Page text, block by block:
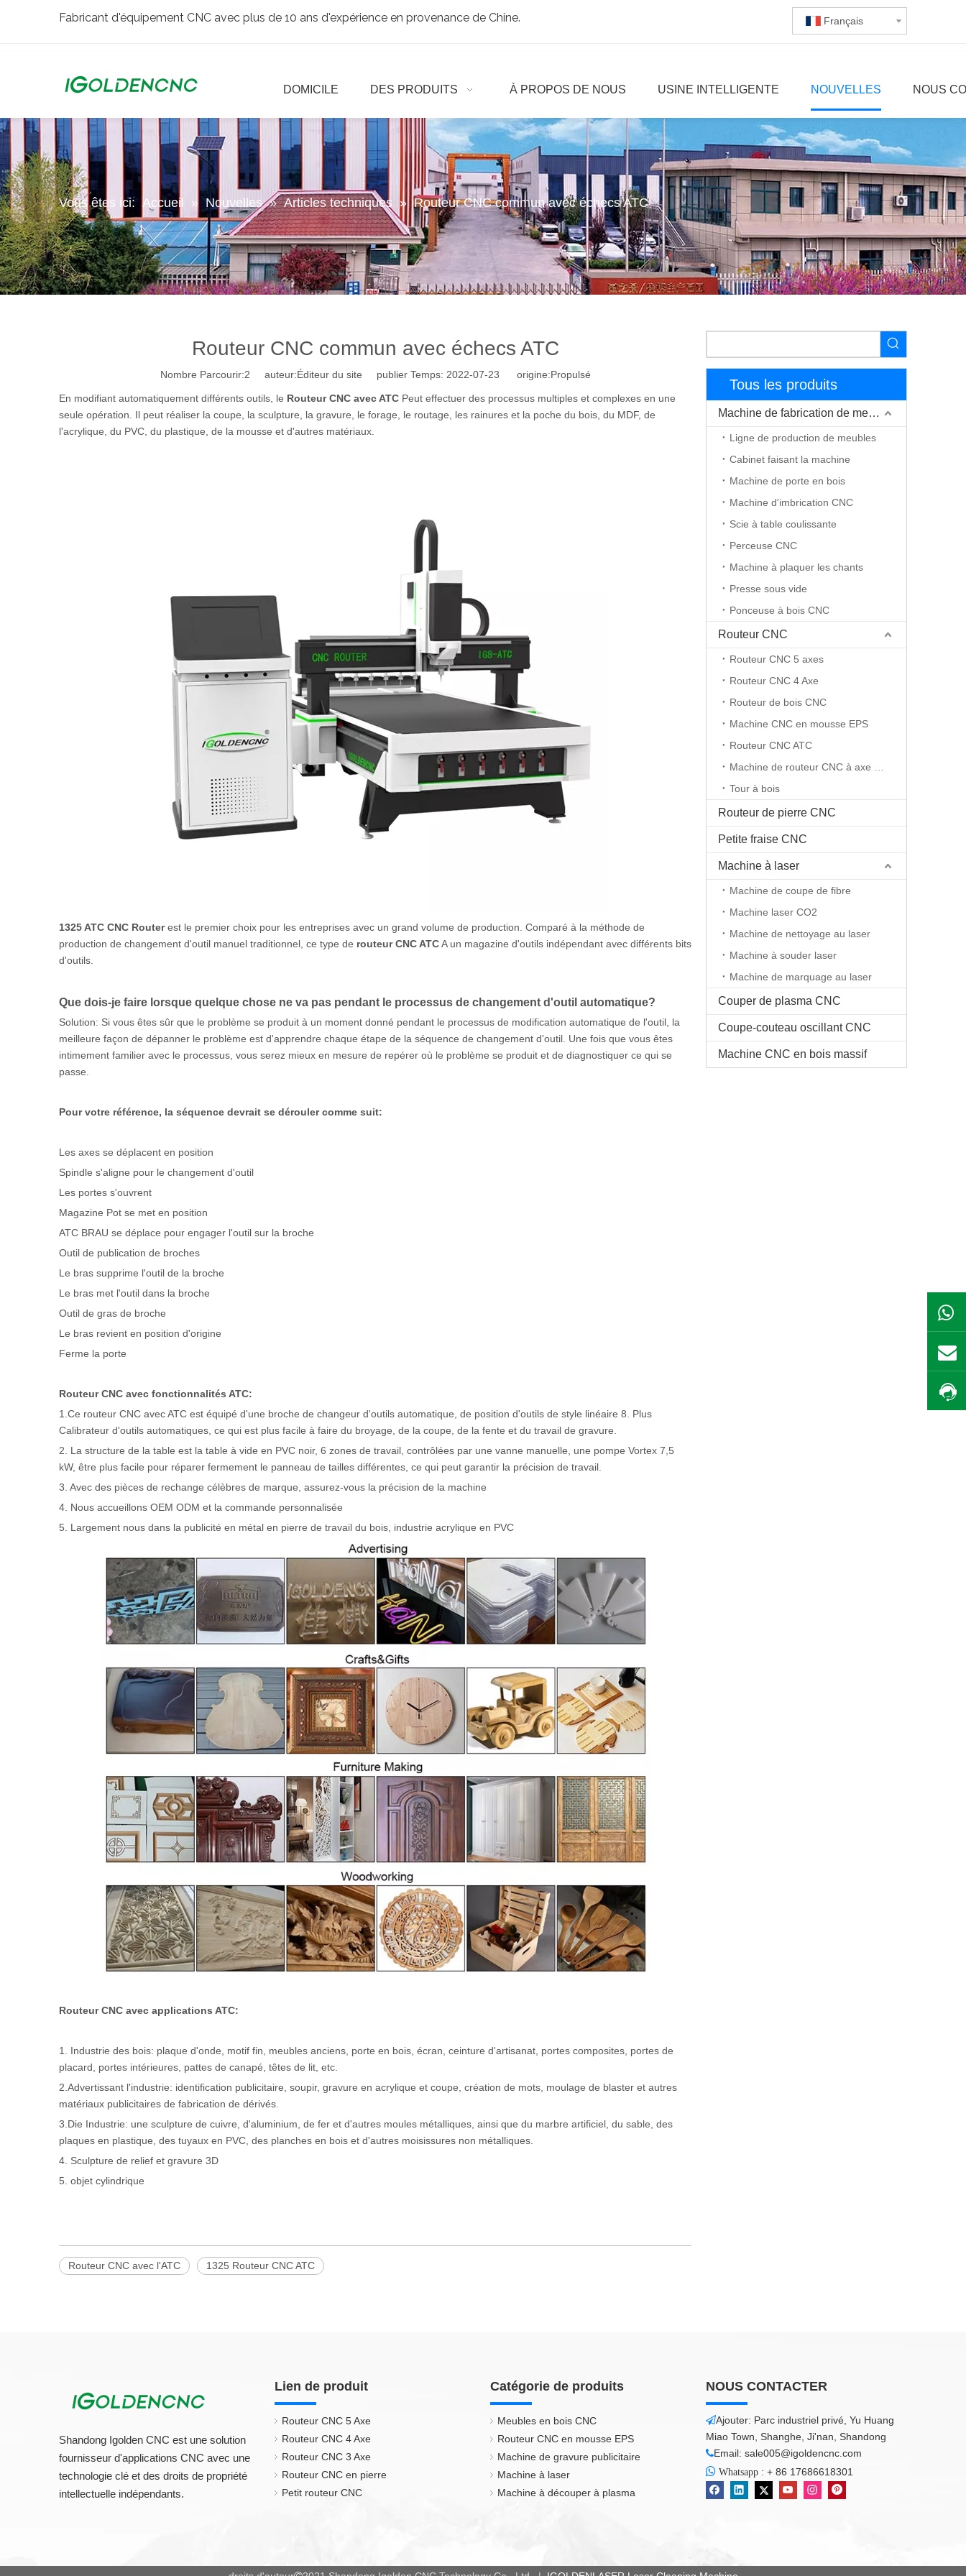
Fabricant d'équipement CNC avec plus de 10 ans d'expérience en provenance de Chine. Français
DOMICILE DES PRODUITS À PROPOS DE NOUS USINE INTELLIGENTE NOUVELLES NOUS
Vous êtes ici: Accueil » Nouvelles » Articles techniques » Routeur CNC commun avec échecs ATC
Routeur CNC commun avec échecs ATC
Nombre Parcourir:2 auteur:Éditeur du site publier Temps: 2022-07-23 origine:Propulsé
En modifiant automatiquement différents outils, le Routeur CNC avec ATC Peut effectuer des processus multiples et complexes en une
seule opération. Il peut réaliser la coupe, la sculpture, la gravure, le forage, le routage, les rainures et la poche du bois, du MDF, de
l'acrylique, du PVC, du plastique, de la mousse et d'autres matériaux.
1325 ATC CNC Routerest le premier choix pour les entreprises avec un grand volume de production. Comparé à la méthode de
production de changement d'outil manuel traditionnel, ce type de routeur CNC ATCA un magazine d'outils indépendant avec différents bits
d'outils.
Que dois-je faire lorsque quelque chose ne va pas pendant le processus de changement d'outil automatique?
Solution: Si vous êtes sûr que le problème se produit à un moment donné pendant le processus de modification automatique de l'outil, la
meilleure façon de dépanner le problème est d'apprendre chaque étape de la séquence de changement d'outil. Une fois que vous êtes
intimement familier avec le processus, vous serez mieux en mesure de repérer où le problème se produit et de diagnostiquer ce qui se
passe.
Pour votre référence, la séquence devrait se dérouler comme suit:
Les axes se déplacent en position
Spindle s'aligne pour le changement d'outil
Les portes s'ouvrent
Magazine Pot se met en position
ATC BRAU se déplace pour engager l'outil sur la broche
Outil de publication de broches
Le bras supprime l'outil de la broche
Le bras met l'outil dans la broche
Outil de gras de broche
Le bras revient en position d'origine
Ferme la porte
Routeur CNC avec fonctionnalités ATC:
1.Ce routeur CNC avec ATC est équipé d'une broche de changeur d'outils automatique, de position d'outils de style linéaire 8. Plus
Calibrateur d'outils automatiques, ce qui est plus facile à faire du broyage, de la coupe, de la fente et du travail de gravure.
2. La structure de la table est la table à vide en PVC noir, 6 zones de travail, contrôlées par une vanne manuelle, une pompe Vortex 7,5
kW, être plus facile pour réparer fermement le panneau de tailles différentes, ce qui peut garantir la précision de travail.
3. Avec des pièces de rechange célèbres de marque, assurez-vous la précision de la machine
4. Nous accueillons OEM ODM et la commande personnalisée
5. Largement nous dans la publicité en métal en pierre de travail du bois, industrie acrylique en PVC
Routeur CNC avec applications ATC:
1. Industrie des bois: plaque d'onde, motif fin, meubles anciens, porte en bois, écran, ceinture d'artisanat, portes composites, portes de
placard, portes intérieures, pattes de canapé, têtes de lit, etc.
2.Advertissant l'industrie: identification publicitaire, soupir, gravure en acrylique et coupe, création de mots, moulage de blaster et autres
matériaux publicitaires de fabrication de dérivés.
3.Die Industrie: une sculpture de cuivre, d'aluminium, de fer et d'autres moules métalliques, ainsi que du marbre artificiel, du sable, des
plaques en plastique, des tuyaux en PVC, des planches en bois et d'autres moisissures non métalliques.
4. Sculpture de relief et gravure 3D
5. objet cylindrique
Routeur CNC avec l'ATC 1325 Routeur CNC ATC
Tous les produits
Machine de fabrication de meubles
Ligne de production de meubles
Cabinet faisant la machine
Machine de porte en bois
Machine d'imbrication CNC
Scie à table coulissante
Perceuse CNC
Machine à plaquer les chants
Presse sous vide
Ponceuse à bois CNC
Routeur CNC
Routeur CNC 5 axes
Routeur CNC 4 Axe
Routeur de bois CNC
Machine CNC en mousse EPS
Routeur CNC ATC
Tour à bois
Routeur de pierre CNC
Petite fraise CNC
Machine à laser
Machine de coupe de fibre
Machine laser CO2
Machine de nettoyage au laser
Machine à souder laser
Machine de marquage au laser
Couper de plasma CNC
Coupe-couteau oscillant CNC
Machine CNC en bois massif
Shandong Igolden CNC est une solution
fournisseur d'applications CNC avec une
technologie clé et des droits de propriété
intellectuelle indépendants.
Lien de produit
Routeur CNC 5 Axe
Routeur CNC 4 Axe
Routeur CNC 3 Axe
Routeur CNC en pierre
Petit routeur CNC
Catégorie de produits
Meubles en bois CNC
Routeur CNC en mousse EPS
Machine de gravure publicitaire
Machine à laser
Machine à découper à plasma
NOUS CONTACTER
Ajouter: Parc industriel privé, Yu Huang
Miao Town, Shanghe, Ji'nan, Shandong
Email: sale005@igoldencnc.com
 Whatsapp : + 86 17686618301